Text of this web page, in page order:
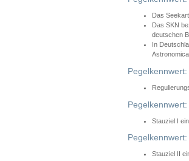
Das
Das SKN
deutschen
In
Pegelkennwert:
Pegelkennwert:
Stauziel I
Pegelkennwert:
Stauziel II